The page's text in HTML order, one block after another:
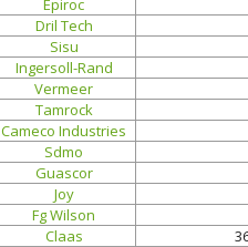
Epiroc
Dril Tech
Sisu
Ingersoll-Rand
Vermeer
Tamrock
Cameco Industries
Sdmo
Guascor
Joy
Fg Wilson
Claas